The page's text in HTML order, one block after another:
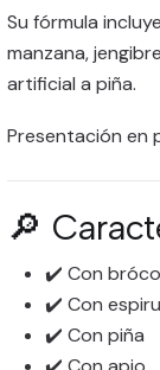
Su fórmula
manzana,
artificial a piña.
Presentación en
🔎
✔️ Con
✔️ Con
✔️ Con piña